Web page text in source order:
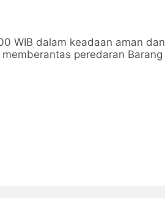
WIB dalam keadaan aman dan
peredaran Barang